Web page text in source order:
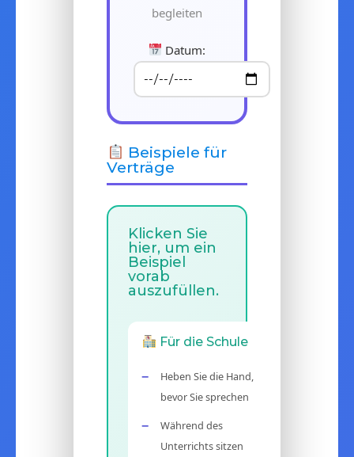
begleiten
Datum:
Beispiele für
Verträge
Klicken Sie
hier, um ein
Beispiel
vorab
auszufüllen.
Für die Schule
Heben Sie die Hand,
bevor Sie sprechen
Während des
Unterrichts sitzen